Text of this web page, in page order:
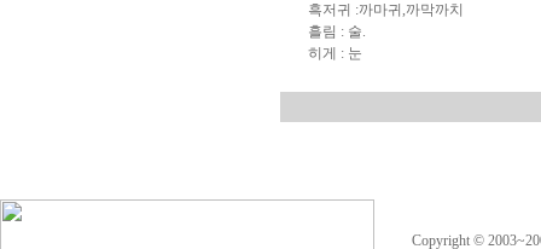
흑저귀 :까마귀,까막까치
흘림 : 술.
히게 : 눈
Copyright ©